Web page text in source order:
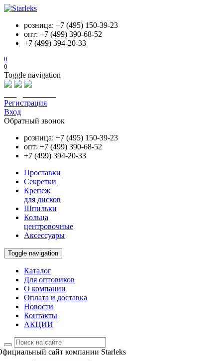
розница: +7 (495) 150-39-23
опт: +7 (499) 390-68-52
+7 (499) 394-20-33
0
0
Toggle navigation
Регистрация
Вход
Обратный звонок
розница: +7 (495) 150-39-23
опт: +7 (499) 390-68-52
+7 (499) 394-20-33
Проставки
Секретки
Крепеж
для дисков
Шпильки
Кольца
центровочные
Аксессуары
Toggle navigation
Каталог
Для оптовиков
О компании
Оплата и доставка
Новости
Контакты
АКЦИИ
сайт компании Starleks